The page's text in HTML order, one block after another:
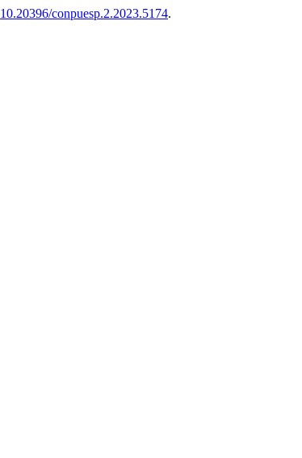
10.20396/conpuesp.2.2023.5174.